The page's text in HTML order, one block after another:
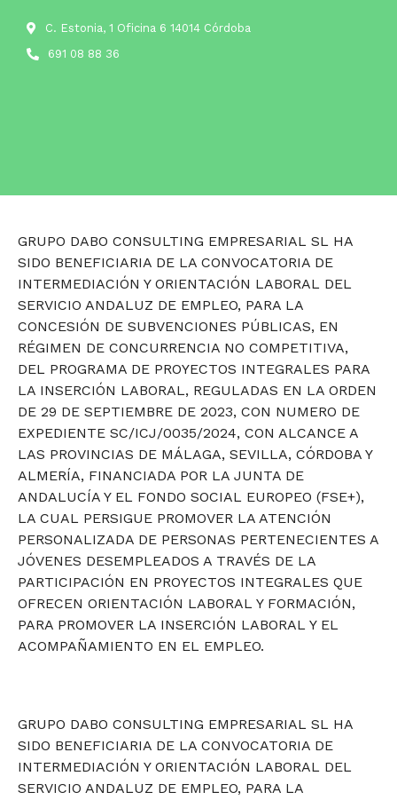
C. Estonia, 1 Oficina 6 14014 Córdoba
691 08 88 36
GRUPO DABO CONSULTING EMPRESARIAL SL HA
SIDO BENEFICIARIA DE LA CONVOCATORIA DE
INTERMEDIACIÓN Y ORIENTACIÓN LABORAL DEL
SERVICIO ANDALUZ DE EMPLEO, PARA LA
CONCESIÓN DE SUBVENCIONES PÚBLICAS, EN
RÉGIMEN DE CONCURRENCIA NO COMPETITIVA,
DEL PROGRAMA DE PROYECTOS INTEGRALES PARA
LA INSERCIÓN LABORAL, REGULADAS EN LA ORDEN
DE 29 DE SEPTIEMBRE DE 2023, CON NUMERO DE
EXPEDIENTE SC/ICJ/0035/2024, CON ALCANCE A
LAS PROVINCIAS DE MÁLAGA, SEVILLA, CÓRDOBA Y
ALMERÍA, FINANCIADA POR LA JUNTA DE
ANDALUCÍA Y EL FONDO SOCIAL EUROPEO (FSE+),
LA CUAL PERSIGUE PROMOVER LA ATENCIÓN
PERSONALIZADA DE PERSONAS PERTENECIENTES A
JÓVENES DESEMPLEADOS A TRAVÉS DE LA
PARTICIPACIÓN EN PROYECTOS INTEGRALES QUE
OFRECEN ORIENTACIÓN LABORAL Y FORMACIÓN,
PARA PROMOVER LA INSERCIÓN LABORAL Y EL
ACOMPAÑAMIENTO EN EL EMPLEO.
GRUPO DABO CONSULTING EMPRESARIAL SL HA
SIDO BENEFICIARIA DE LA CONVOCATORIA DE
INTERMEDIACIÓN Y ORIENTACIÓN LABORAL DEL
SERVICIO ANDALUZ DE EMPLEO, PARA LA